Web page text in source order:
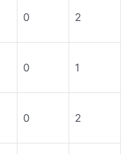
0 2
0 1
0 2